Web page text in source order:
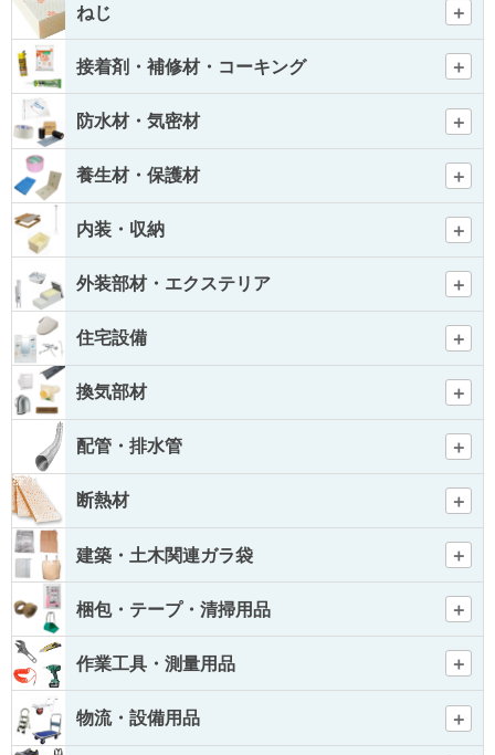
ねじ
接着剤・補修材・コーキング
防水材・気密材
養生材・保護材
内装・収納
外装部材・エクステリア
住宅設備
換気部材
配管・排水管
断熱材
建築・土木関連ガラ袋
梱包・テープ・清掃用品
作業工具・測量用品
物流・設備用品